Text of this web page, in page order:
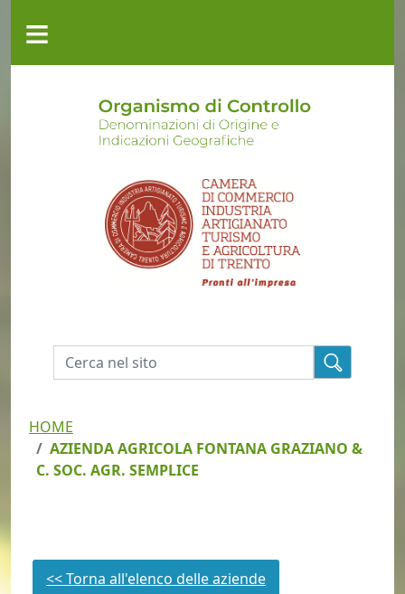
≡
Cerca
HOME
AZIENDA AGRICOLA FONTANA GRAZIANO &
C. SOC. AGR. SEMPLICE
<< Torna all'elenco delle aziende